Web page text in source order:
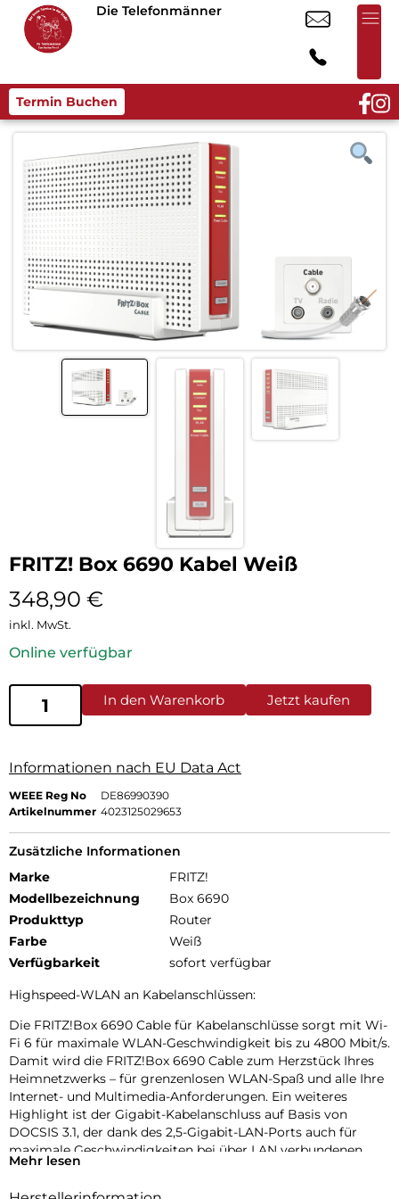
Die Telefonmänner
Termin Buchen
FRITZ! Box 6690 Kabel Weiß
348,90 €
inkl. MwSt.
Online verfügbar
In den Warenkorb Jetzt kaufen
Informationen nach EU Data Act
WEEE Reg No
DE86990390
Artikelnummer 4023125029653
Zusätzliche Informationen
Marke
FRITZ!
Modellbezeichnung
Box 6690
Produkttyp
Router
Farbe
Weiß
Verfügbarkeit
sofort verfügbar
Highspeed-WLAN an Kabelanschlüssen:
Die FRITZ!Box 6690 Cable für Kabelanschlüsse sorgt mit Wi-
Fi 6 für maximale WLAN-Geschwindigkeit bis zu 4800 Mbit/s.
Damit wird die FRITZ!Box 6690 Cable zum Herzstück Ihres
Heimnetzwerks – für grenzenlosen WLAN-Spaß und alle Ihre
Internet- und Multimedia-Anforderungen. Ein weiteres
Highlight ist der Gigabit-Kabelanschluss auf Basis von
DOCSIS 3.1, der dank des 2,5-Gigabit-LAN-Ports auch für
maximale Geschwindigkeiten bei über LAN verbundenen
Geräten sorgt.
Mehr lesen